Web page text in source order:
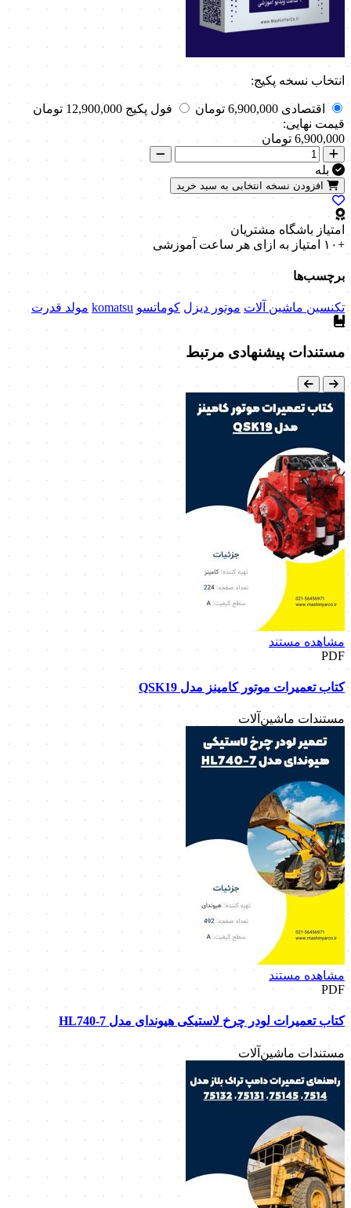
انتخاب نسخه پکیج:
اقتصادی 6,900,000 تومان فول پکیج 12,900,000 تومان
قیمت نهایی:
6,900,000 تومان
بله
افزودن نسخه انتخابی به سبد خرید
امتیاز باشگاه مشتریان
+۱۰ امتیاز
به ازای هر ساعت آموزشی
برچسب‌ها
تکنسین ماشین آلات موتور دیزل کوماتسو komatsu مولد قدرت
مستندات پیشنهادی مرتبط
مشاهده مستند
PDF
کتاب تعمیرات موتور کامینز مدل QSK19
مستندات ماشین‌آلات
مشاهده مستند
PDF
کتاب تعمیرات لودر چرخ لاستیکی هیوندای مدل HL740-7
مستندات ماشین‌آلات